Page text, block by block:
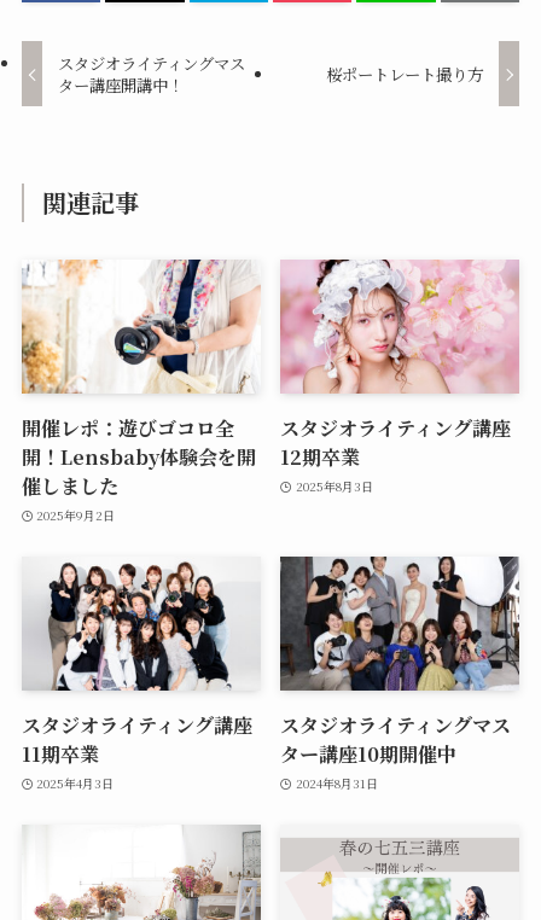
スタジオライティングマス
ター講座開講中！
桜ポートレート撮り方
関連記事
開催レポ：遊びゴコロ全
開！Lensbaby体験会を開
催しました
2025年9月2日
スタジオライティング講座
12期卒業
2025年8月3日
スタジオライティング講座
11期卒業
2025年4月3日
スタジオライティングマス
ター講座10期開催中
2024年8月31日